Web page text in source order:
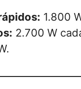
1.800
2.700 W